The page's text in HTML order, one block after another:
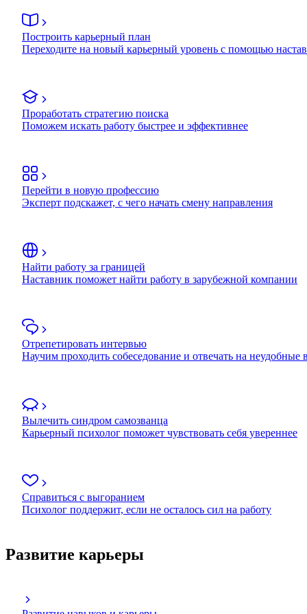
Построить карьерный план
Переходите на новый карьерный уровень с помощью
Проработать стратегию поиска
Поможем искать работу быстрее и эффективнее
Перейти в новую профессию
Эксперт подскажет, с чего начать смену направления
Найти работу за границей
Наставник поможет найти работу в зарубежной компании
Отрепетировать интервью
Научим проходить собеседование и отвечать на неудобные
Вылечить синдром самозванца
Карьерный психолог поможет чувствовать себя увереннее
Справиться с выгоранием
Психолог поддержит, если не осталось сил на работу
Развитие карьеры